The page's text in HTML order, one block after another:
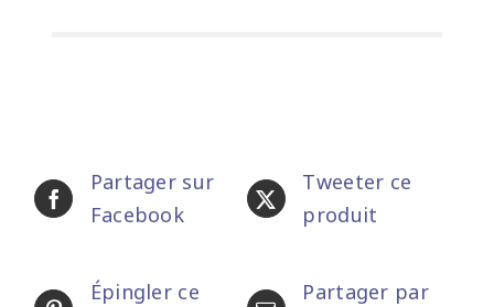
Partager sur
Facebook
Tweeter ce
produit
Épingler ce
Partager par